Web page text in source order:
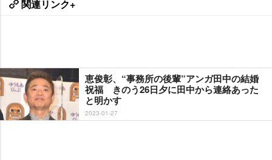
関連リンク+
恵俊彰、“事務所の後輩”アンガ田中の結婚
祝福 きのう26日夕に田中から連絡あった
と明かす
2023-01-27